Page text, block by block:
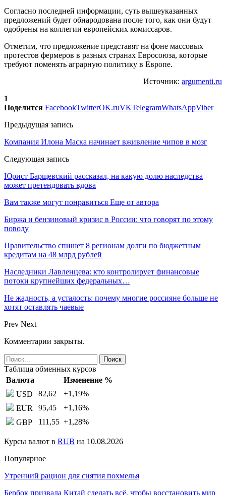
Согласно последней информации, суть вышеуказанных
предложений будет обнародована после того, как они будут
одобрены на коллегии европейских комиссаров.
Отметим, что предложение представят на фоне массовых
протестов фермеров в разных странах Евросоюза, которые
требуют поменять аграрную политику в Европе.
Источник: argumenti.ru
1
Поделится FacebookTwitterOK.ruVKTelegramWhatsAppViber
Предыдущая запись
Компания Илона Маска начинает вживление чипов в мозг
Следующая запись
Юрист Барщевский рассказал, на какую долю наследства
может претендовать вдова
Вам также могут понравиться Еще от автора
Биржа и бензиновый кризис в России: что говорят по этому
поводу
Правительство спишет 8 регионам долги по бюджетным
кредитам на 48 млрд рублей
Наследники Лавленцева: кто контролирует финансовые
потоки крупнейших федеральных…
Не жадность, а усталость: почему многие россияне больше не
хотят оставлять чаевые
Prev Next
Комментарии закрыты.
Таблица обменных курсов
Валюта
Изменение %
USD
82,62 +1,19%
EUR
95,45 +1,16%
GBP
111,55 +1,28%
Курсы валют в RUB на 10.08.2026
Популярное
Утренний рацион для снятия похмелья
Бербок призвала Китай сделать всё, чтобы восстановить мир